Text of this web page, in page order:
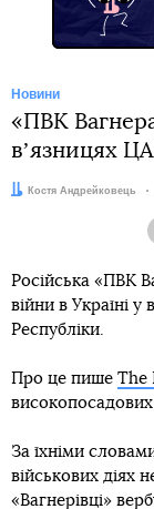
Новини
«ПВК
вʼязницях
Автор:Костя Андрейковець
Російська «ПВК
війни в Україні
Республіки.
Про це пише The
За їхніми
військових діях
«Вагнерівці»